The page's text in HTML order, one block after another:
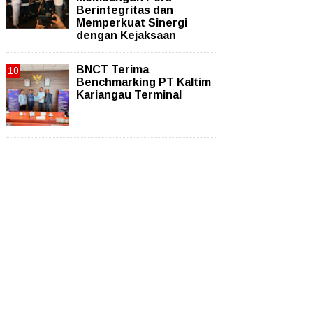
Berintegritas dan
Memperkuat Sinergi
dengan Kejaksaan
BNCT Terima
Benchmarking PT Kaltim
Kariangau Terminal